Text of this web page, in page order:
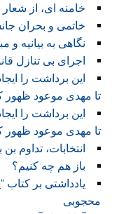
خامنه ای، از شعار
خاتمی و بحران
نگاهی به بیانیه
اجرای بی تنازل
این برداشت را
تا مهدی موعود ظهور
این برداشت را
تا مهدی موعود ظهور
انتخابات، تداوم
باز هم چه کنیم؟
یادداشتی بر کتاب
محجوبی